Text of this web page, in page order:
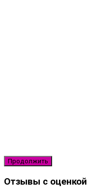
Продолжить
Отзывы с оценкой